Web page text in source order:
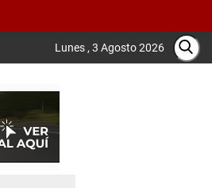
Lunes , 3 Agosto 2026